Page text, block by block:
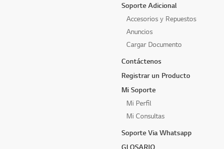
Soporte Adicional
Accesorios y Repuestos
Anuncios
Cargar Documento
Contáctenos
Registrar un Producto
Mi Soporte
Mi Perfil
Mi Consultas
Soporte Via Whatsapp
GLOSARIO